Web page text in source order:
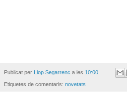
Publicat per Llop Segarrenc a les 10:00
Etiquetes de comentaris: novetats